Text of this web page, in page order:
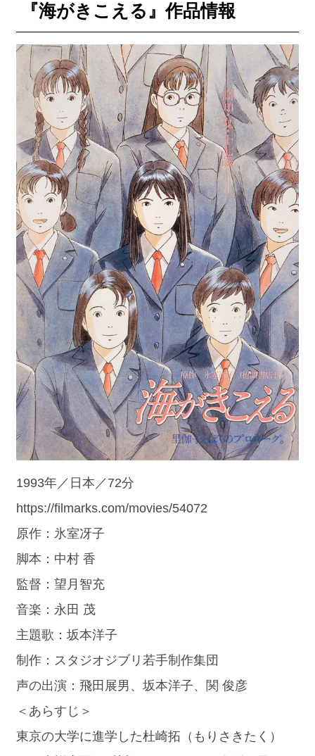
『海がきこえる』作品情報
1993年／日本／72分
https://filmarks.com/movies/54072
原作：氷室冴子
脚本：中村 香
監督：望月智充
音楽：永田 茂
主題歌：坂本洋子
制作：スタジオジブリ若手制作集団
声の出演：飛田展男、坂本洋子、関 俊彦
＜あらすじ＞
東京の大学に進学した杜崎拓（もりさきたく）